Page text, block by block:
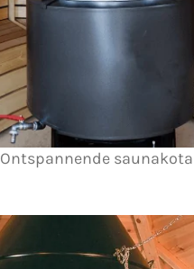
Ontspannende saunakota